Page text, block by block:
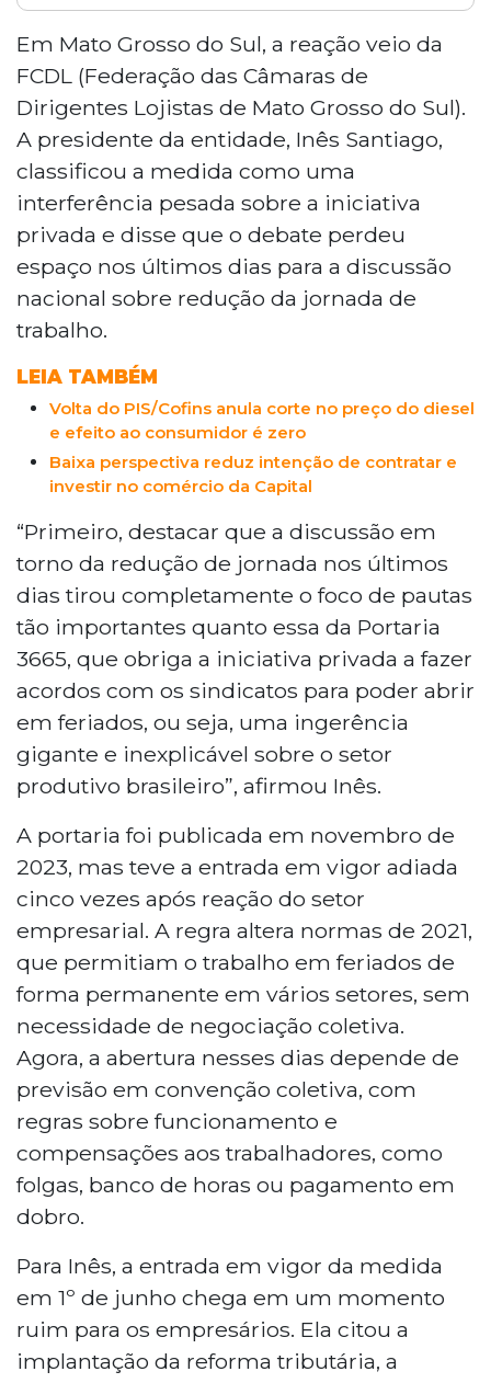
A Portaria 3.665 do Ministério do Trabalho,
que exige negociação coletiva para
abertura do comércio em feriados, gerou
reação do setor empresarial. A FCDL-MS
classificou a medida como interferência
sobre a iniciativa privada. Em Campo
Grande, o comércio pode funcionar em
Corpus Christi e Santo Antônio, seguindo
convenção coletiva que exige
comunicação prévia ao sindicato,
pagamento de taxa de R$ 24 por
funcionário e folga compensatória.
Em Mato Grosso do Sul, a reação veio da
FCDL (Federação das Câmaras de
Dirigentes Lojistas de Mato Grosso do Sul).
A presidente da entidade, Inês Santiago,
classificou a medida como uma
interferência pesada sobre a iniciativa
privada e disse que o debate perdeu
espaço nos últimos dias para a discussão
nacional sobre redução da jornada de
trabalho.
LEIA TAMBÉM
Volta do PIS/Cofins anula corte no preço do diesel
e efeito ao consumidor é zero
Baixa perspectiva reduz intenção de contratar e
investir no comércio da Capital
“Primeiro, destacar que a discussão em
torno da redução de jornada nos últimos
dias tirou completamente o foco de pautas
tão importantes quanto essa da Portaria
3665, que obriga a iniciativa privada a fazer
acordos com os sindicatos para poder abrir
em feriados, ou seja, uma ingerência
gigante e inexplicável sobre o setor
produtivo brasileiro”, afirmou Inês.
A portaria foi publicada em novembro de
2023, mas teve a entrada em vigor adiada
cinco vezes após reação do setor
empresarial. A regra altera normas de 2021,
que permitiam o trabalho em feriados de
forma permanente em vários setores, sem
necessidade de negociação coletiva.
Agora, a abertura nesses dias depende de
previsão em convenção coletiva, com
regras sobre funcionamento e
compensações aos trabalhadores, como
folgas, banco de horas ou pagamento em
dobro.
Para Inês, a entrada em vigor da medida
em 1º de junho chega em um momento
ruim para os empresários. Ela citou a
implantação da reforma tributária, a